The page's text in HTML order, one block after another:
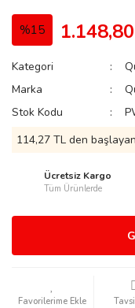
%15
Kategori
Marka
Stok Kodu
114,27 TL den
Ücretsiz Kargo
Tüm Ürünlerde